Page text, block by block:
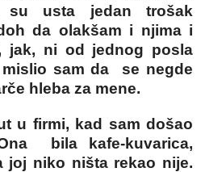
su usta jedan trošak
da olakšam i njima i
jak, ni od jednog posla
sam da se negde
hleba za mene.
u firmi, kad sam došao
bila kafe-kuvarica,
joj niko ništa rekao nije.